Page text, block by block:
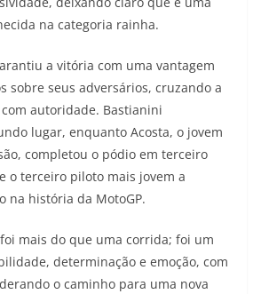
na categoria rainha.
a vitória com uma vantagem
sobre seus adversários, cruzando a
autoridade. Bastianini
lugar, enquanto Acosta, o jovem
completou o pódio em terceiro
o terceiro piloto mais jovem a
na história da MotoGP.
mais do que uma corrida; foi um
determinação e emoção, com
o caminho para uma nova